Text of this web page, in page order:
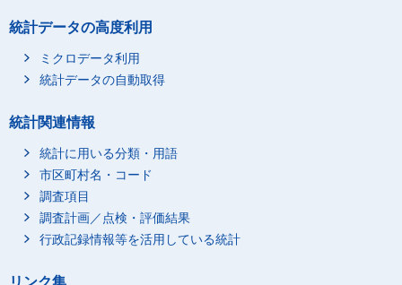
統計データの高度利用
ミクロデータ利用
統計データの自動取得
統計関連情報
統計に用いる分類・用語
市区町村名・コード
調査項目
調査計画／点検・評価結果
行政記録情報等を活用している統計